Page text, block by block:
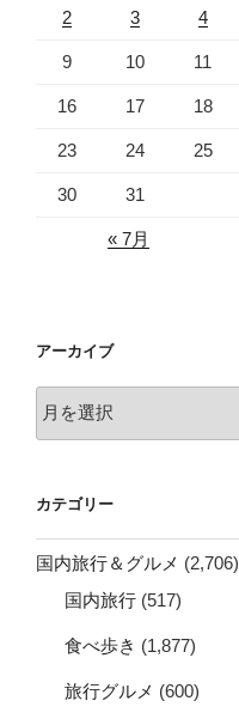
2 3 4
9 10 11
16 17 18
23 24 25
30 31
« 7月
アーカイブ
ー
ブ
カテゴリー
国内旅行＆グルメ (2,706)
国内旅行 (517)
食べ歩き (1,877)
旅行グルメ (600)